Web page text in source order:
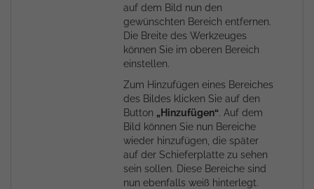
auf dem Bild nun den
gewünschten Bereich entfernen.
Die Breite des Werkzeuges
können Sie im oberen Bereich
einstellen.
Zum Hinzufügen eines Bereiches
des Bildes klicken Sie auf den
Button „Hinzufügen“ . Auf dem
Bild können Sie nun Bereiche
wieder hinzufügen, die später
auf der Schieferplatte zu sehen
sein sollen. Diese Bereiche sind
nun ebenfalls weiß hinterlegt.